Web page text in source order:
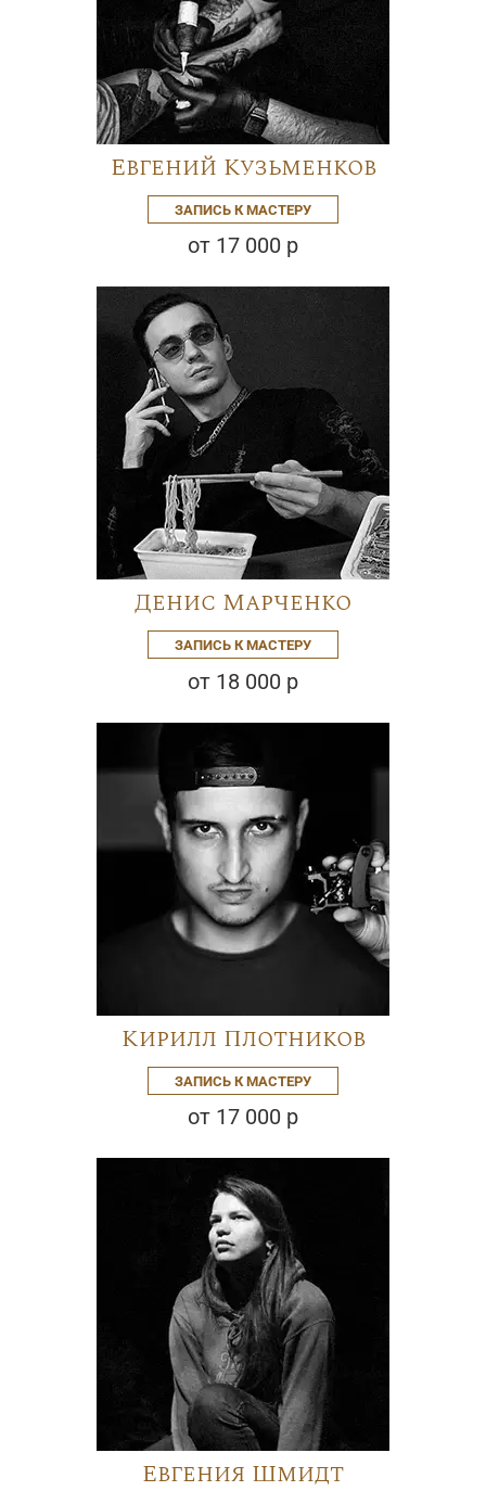
Евгений Кузьменков
ЗАПИСЬ К МАСТЕРУ
от 17 000 р
Денис Марченко
ЗАПИСЬ К МАСТЕРУ
от 18 000 р
Кирилл Плотников
ЗАПИСЬ К МАСТЕРУ
от 17 000 р
Евгения Шмидт